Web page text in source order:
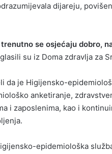
dijareju,
se osjećaju dobro,
su iz Doma zdravlja za
da je Higijensko-
anketiranje,
i zaposlenima, kao i
epidemiološka